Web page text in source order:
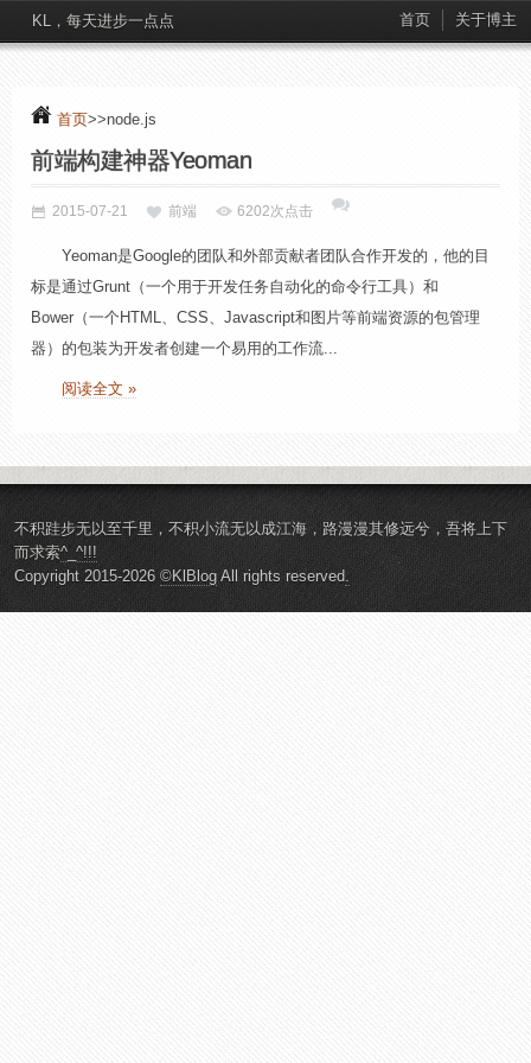
KL，每天进步一点点 首页 关于博主
首页>>node.js
前端构建神器Yeoman
2015-07-21 前端 6202次点击
Yeoman是Google的团队和外部贡献者团队合作开发的，他的目
标是通过Grunt（一个用于开发任务自动化的命令行工具）和
Bower（一个HTML、CSS、Javascript和图片等前端资源的包管理
器）的包装为开发者创建一个易用的工作流...
阅读全文 »
不积跬步无以至千里，不积小流无以成江海，路漫漫其修远兮，吾将上下
而求索^_^!!!
Copyright 2015-2026 ©KlBlog All rights reserved.